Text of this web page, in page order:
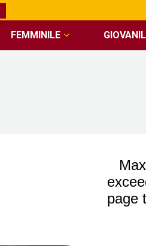
FEMMINILE